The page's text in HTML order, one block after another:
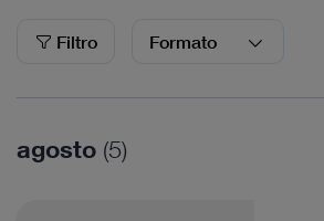
Filtro Formato
agosto (5)